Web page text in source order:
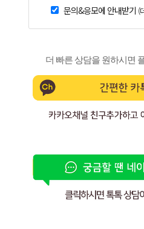
문의&응모에 안내받기 (
더 빠른 상담을 원하시면